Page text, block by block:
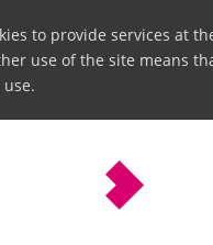
to provide services at
use of the site means
use.